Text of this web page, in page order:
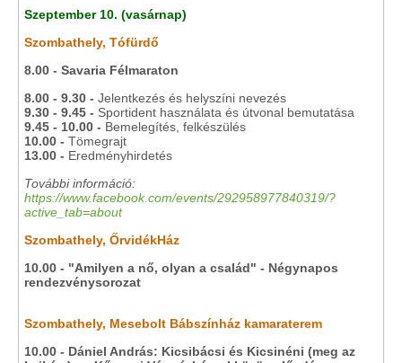
Szeptember 10. (vasárnap)
Szombathely, Tófürdő
8.00 - Savaria Félmaraton
8.00 - 9.30 - Jelentkezés és helyszíni nevezés
9.30 - 9.45 - Sportident használata és útvonal bemutatása
9.45 - 10.00 - Bemelegítés, felkészülés
10.00 - Tömegrajt
13.00 - Eredményhirdetés
További információ:
https://www.facebook.com/events/292958977840319/?
active_tab=about
Szombathely, ŐrvidékHáz
10.00 - "Amilyen a nő, olyan a család" - Négynapos
rendezvénysorozat
Szombathely, Mesebolt Bábszínház kamaraterem
10.00 - Dániel András: Kicsibácsi és Kicsinéni (meg az